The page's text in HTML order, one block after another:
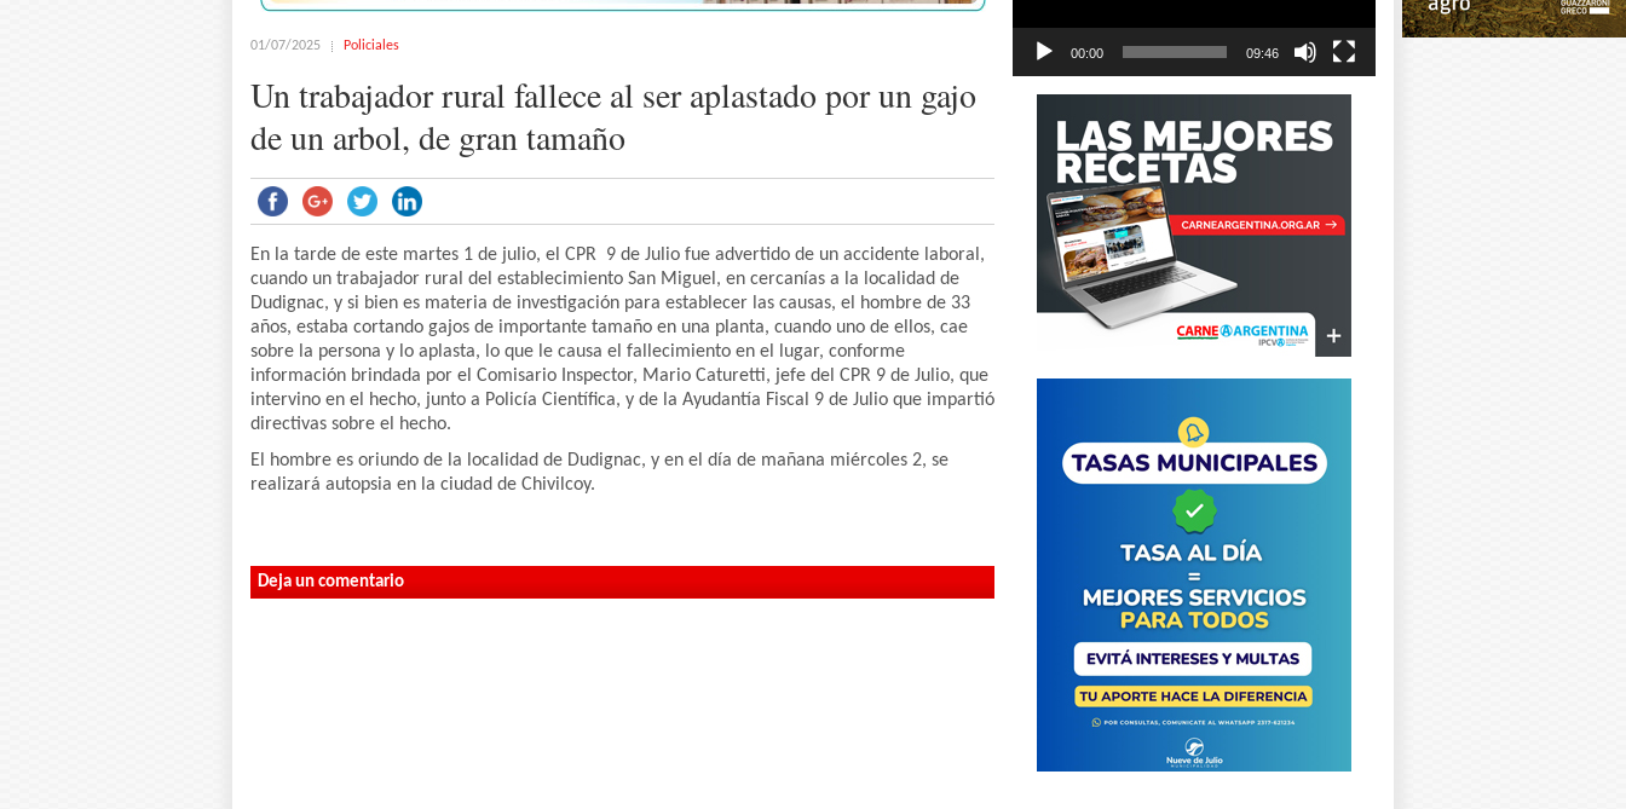
01/07/2025 Policiales
Un trabajador rural fallece al ser aplastado por un gajo
de un arbol, de gran tamaño
En la tarde de este martes 1 de julio, el CPR 9 de Julio fue advertido de un accidente laboral,
cuando un trabajador rural del establecimiento San Miguel, en cercanías a la localidad de
Dudignac, y si bien es materia de investigación para establecer las causas, el hombre de 33
años, estaba cortando gajos de importante tamaño en una planta, cuando uno de ellos, cae
sobre la persona y lo aplasta, lo que le causa el fallecimiento en el lugar, conforme
información brindada por el Comisario Inspector, Mario Caturetti, jefe del CPR 9 de Julio, que
intervino en el hecho, junto a Policía Científica, y de la Ayudantía Fiscal 9 de Julio que impartió
directivas sobre el hecho.
El hombre es oriundo de la localidad de Dudignac, y en el día de mañana miércoles 2, se
realizará autopsia en la ciudad de Chivilcoy.
Deja un comentario
00:00 09:46